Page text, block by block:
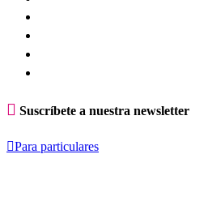
 Suscríbete a nuestra newsletter
Para particulares